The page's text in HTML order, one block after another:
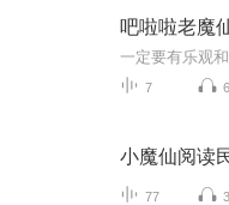
吧啦啦老魔
7
小魔仙阅读
77